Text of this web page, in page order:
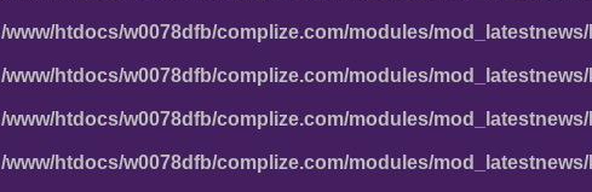
/www/htdocs/w0078dfb/complize.com/modules/
/www/htdocs/w0078dfb/complize.com/modules/
/www/htdocs/w0078dfb/complize.com/modules/
/www/htdocs/w0078dfb/complize.com/modules/